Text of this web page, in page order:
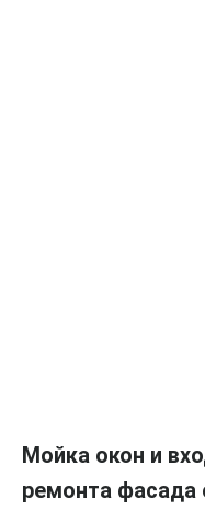
Мойка окон и
ремонта фасада